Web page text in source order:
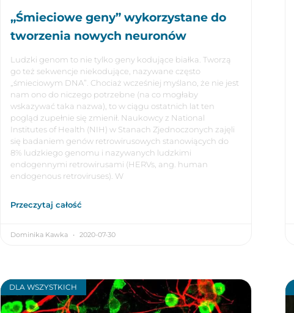
„Śmieciowe geny” wykorzystane do
tworzenia nowych neuronów
Ludzki genom to nie tylko geny kodujące białka. Tworzą
go też sekwencje niekodujące, nazywane często
„śmieciowym DNA”. Chociaż wcześniej myślano, że nie jest
nam ono do niczego potrzebne (na co mogłaby
wskazywać taka nazwa), to w ciągu ostatnich lat ten
pogląd zupełnie się zmienił. Naukowcy z National
Institutes of Health (NIH) w Stanach Zjednoczonych zajęli
się badaniem genów retrowirusowych stanowiących do
8% ludzkiego genomu i nazywanych ludzkimi
endogennymi retrowirusami (HERVs, ang. human
endogenous retroviruses). W
Przeczytaj całość
Dominika Kawka 2020-07-30
DLA WSZYSTKICH